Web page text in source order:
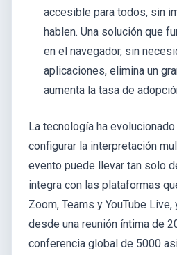
accesible para todos, sin
hablen. Una solución que
en el navegador, sin
aplicaciones, elimina un
aumenta la tasa de
La tecnología ha
configurar la interpretación
evento puede llevar tan solo
integra con las plataformas
Zoom, Teams y YouTube
desde una reunión íntima de
conferencia global de 5000